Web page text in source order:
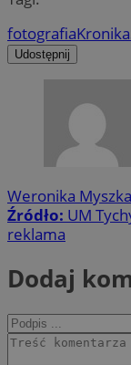
fotografiaKronika
Udostępnij
Weronika Myszka
Źródło: UM
reklama
Dodaj